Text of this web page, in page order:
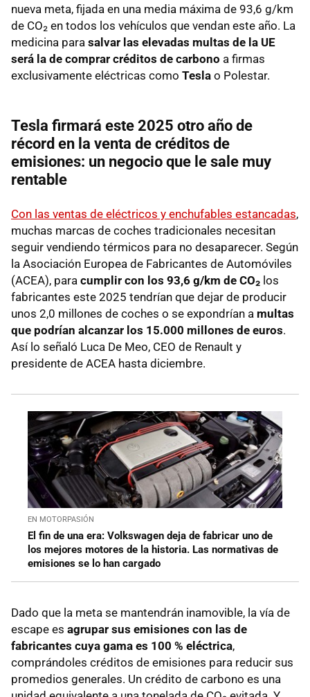
nueva meta, fijada en una media máxima de 93,6 g/km
de CO₂ en todos los vehículos que vendan este año. La
medicina para salvar las elevadas multas de la UE
será la de comprar créditos de carbono a firmas
exclusivamente eléctricas como Tesla o Polestar.
Tesla firmará este 2025 otro año de
récord en la venta de créditos de
emisiones: un negocio que le sale muy
rentable
Con las ventas de eléctricos y enchufables estancadas,
muchas marcas de coches tradicionales necesitan
seguir vendiendo térmicos para no desaparecer. Según
la Asociación Europea de Fabricantes de Automóviles
(ACEA), para cumplir con los 93,6 g/km de CO₂ los
fabricantes este 2025 tendrían que dejar de producir
unos 2,0 millones de coches o se expondrían a multas
que podrían alcanzar los 15.000 millones de euros.
Así lo señaló Luca De Meo, CEO de Renault y
presidente de ACEA hasta diciembre.
EN MOTORPASIÓN
El fin de una era: Volkswagen deja de fabricar uno de
los mejores motores de la historia. Las normativas de
emisiones se lo han cargado
Dado que la meta se mantendrán inamovible, la vía de
escape es agrupar sus emisiones con las de
fabricantes cuya gama es 100 % eléctrica,
comprándoles créditos de emisiones para reducir sus
promedios generales. Un crédito de carbono es una